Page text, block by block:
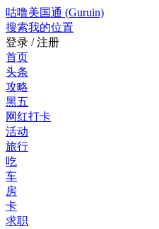
咕噜美国通 (Guruin)
搜索我的位置
登录 / 注册
首页
头条
攻略
黑五
网红打卡
活动
旅行
吃
车
房
卡
求职